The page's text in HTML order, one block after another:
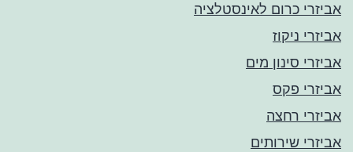
אביזרי כרום לאינסטלציה
אביזרי ניקוז
אביזרי סינון מים
אביזרי פקס
אביזרי רחצה
אביזרי שירותים